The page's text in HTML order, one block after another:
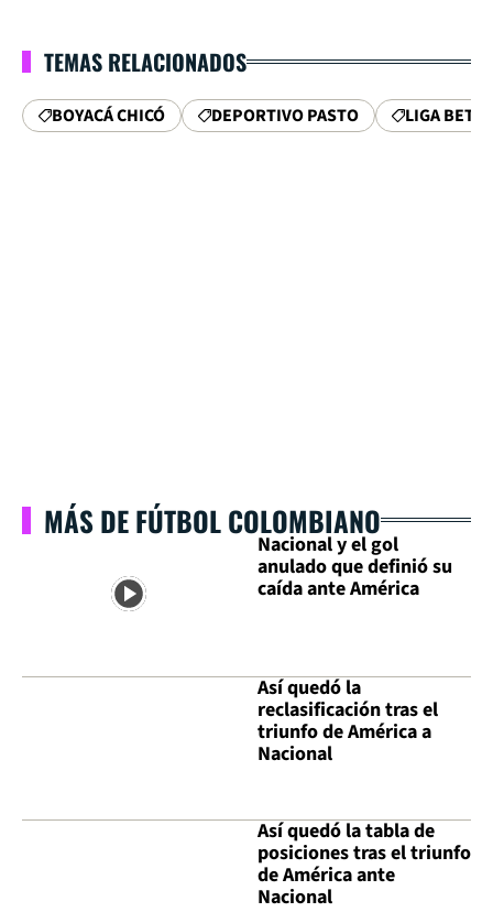
TEMAS RELACIONADOS
BOYACÁ CHICÓ DEPORTIVO PASTO LIGA
MÁS DE FÚTBOL COLOMBIANO
Nacional y el gol
anulado que definió su
caída ante América
Así quedó la
reclasificación tras el
triunfo de América a
Nacional
Así quedó la tabla de
posiciones tras el triunfo
de América ante
Nacional